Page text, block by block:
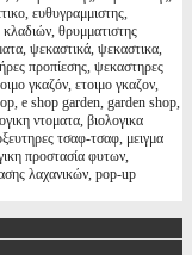
ευθυγραμμιστης,
θρυμματιστης
ψεκαστικά, ψεκαστικα,
προπίεσης, ψεκαστηρες
γκαζόν, ετοιμο γκαζον,
e shop garden, garden shop,
ντοματα, βιολογικα
τσαφ-τσαφ, μειγμα
προστασία φυτων,
λαχανικών, pop-up